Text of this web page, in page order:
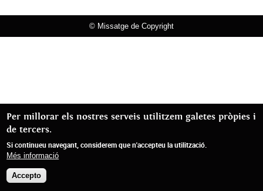
© Missatge de Copyright
Per millorar els nostres serveis utilitzem galetes pròpies i
de tercers.
Si continueu navegant, considerem que n'accepteu la utilització.
Més informació
Accepto